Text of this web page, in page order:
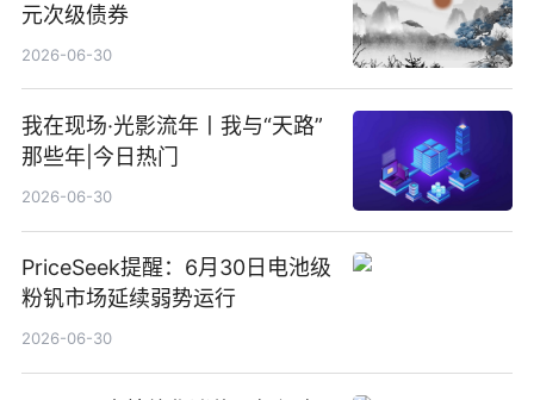
元次级债券
2026-06-30
我在现场·光影流年丨我与“天路”
那些年|今日热门
2026-06-30
PriceSeek提醒：6月30日电池级
粉钒市场延续弱势运行
2026-06-30